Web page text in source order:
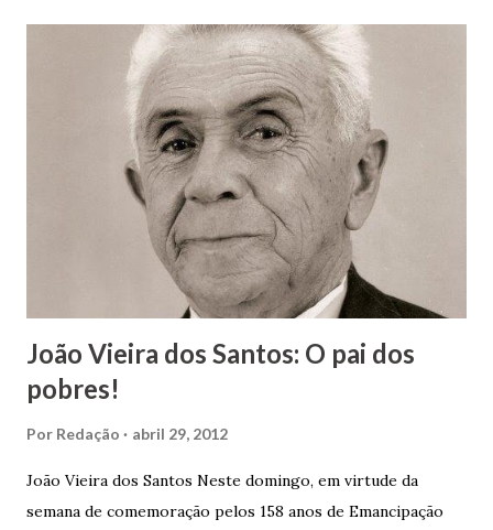
João Vieira dos Santos: O pai dos
pobres!
Por Redação abril 29, 2012
João Vieira dos Santos Neste domingo, em virtude da
semana de comemoração pelos 158 anos de Emancipação